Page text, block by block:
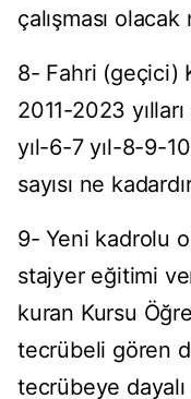
çalışması olacak
8- Fahri (geçici)
2011-2023
yıl-6-7 yıl-8-9-
sayısı ne
9- Yeni kadrolu
stajyer eğitimi
kuran Kursu
tecrübeli gören
tecrübeye dayalı